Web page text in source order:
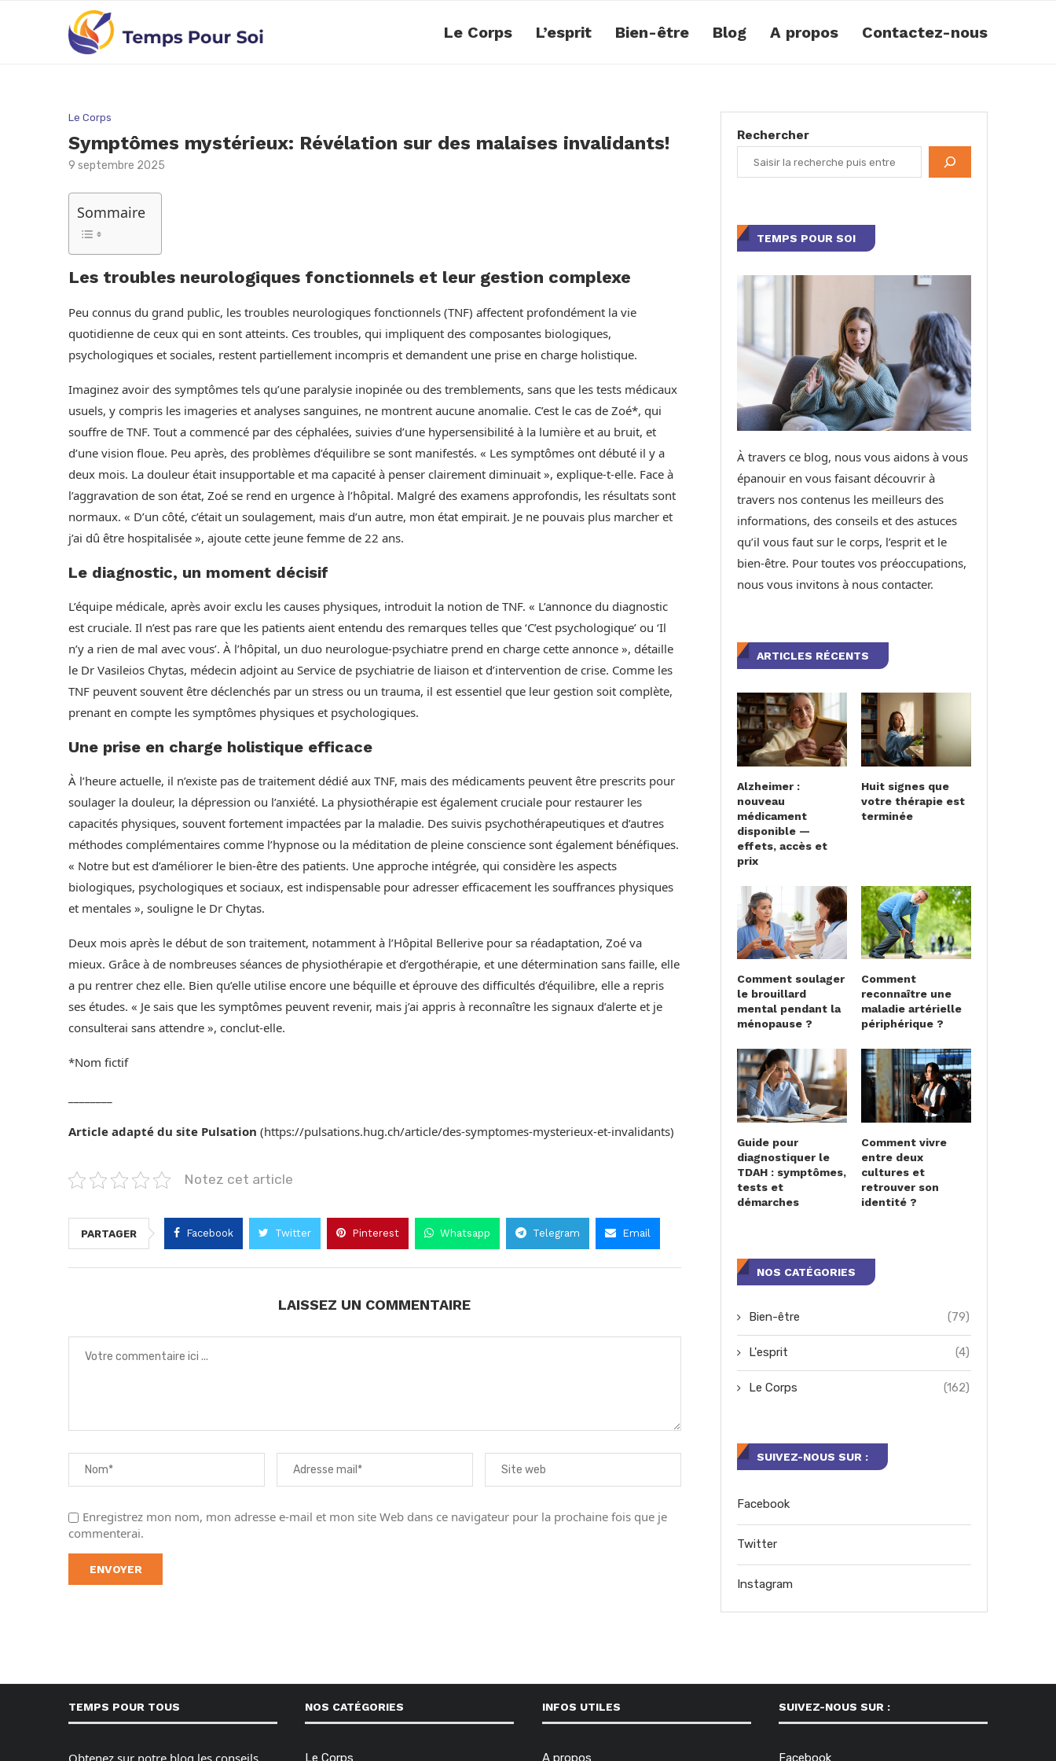
Le Corps L’esprit Bien-être Blog A propos Contactez-nous
Le Corps
Symptômes mystérieux: Révélation sur des malaises invalidants!
9 septembre 2025
Sommaire
Les troubles neurologiques fonctionnels et leur gestion complexe
Peu connus du grand public, les troubles neurologiques fonctionnels (TNF) affectent profondément la vie
quotidienne de ceux qui en sont atteints. Ces troubles, qui impliquent des composantes biologiques,
psychologiques et sociales, restent partiellement incompris et demandent une prise en charge holistique.
Imaginez avoir des symptômes tels qu’une paralysie inopinée ou des tremblements, sans que les tests médicaux
usuels, y compris les imageries et analyses sanguines, ne montrent aucune anomalie. C’est le cas de Zoé*, qui
souffre de TNF. Tout a commencé par des céphalées, suivies d’une hypersensibilité à la lumière et au bruit, et
d’une vision floue. Peu après, des problèmes d’équilibre se sont manifestés. « Les symptômes ont débuté il y a
deux mois. La douleur était insupportable et ma capacité à penser clairement diminuait », explique-t-elle. Face à
l’aggravation de son état, Zoé se rend en urgence à l’hôpital. Malgré des examens approfondis, les résultats sont
normaux. « D’un côté, c’était un soulagement, mais d’un autre, mon état empirait. Je ne pouvais plus marcher et
j’ai dû être hospitalisée », ajoute cette jeune femme de 22 ans.
Le diagnostic, un moment décisif
L’équipe médicale, après avoir exclu les causes physiques, introduit la notion de TNF. « L’annonce du diagnostic
est cruciale. Il n’est pas rare que les patients aient entendu des remarques telles que ‘C’est psychologique’ ou ‘Il
n’y a rien de mal avec vous’. À l’hôpital, un duo neurologue-psychiatre prend en charge cette annonce », détaille
le Dr Vasileios Chytas, médecin adjoint au Service de psychiatrie de liaison et d’intervention de crise. Comme les
TNF peuvent souvent être déclenchés par un stress ou un trauma, il est essentiel que leur gestion soit complète,
prenant en compte les symptômes physiques et psychologiques.
Une prise en charge holistique efficace
À l’heure actuelle, il n’existe pas de traitement dédié aux TNF, mais des médicaments peuvent être prescrits pour
soulager la douleur, la dépression ou l’anxiété. La physiothérapie est également cruciale pour restaurer les
capacités physiques, souvent fortement impactées par la maladie. Des suivis psychothérapeutiques et d’autres
méthodes complémentaires comme l’hypnose ou la méditation de pleine conscience sont également bénéfiques.
« Notre but est d’améliorer le bien-être des patients. Une approche intégrée, qui considère les aspects
biologiques, psychologiques et sociaux, est indispensable pour adresser efficacement les souffrances physiques
et mentales », souligne le Dr Chytas.
Deux mois après le début de son traitement, notamment à l’Hôpital Bellerive pour sa réadaptation, Zoé va
mieux. Grâce à de nombreuses séances de physiothérapie et d’ergothérapie, et une détermination sans faille, elle
a pu rentrer chez elle. Bien qu’elle utilise encore une béquille et éprouve des difficultés d’équilibre, elle a repris
ses études. « Je sais que les symptômes peuvent revenir, mais j’ai appris à reconnaître les signaux d’alerte et je
consulterai sans attendre », conclut-elle.
*Nom fictif
Article adapté du site Pulsation (https://pulsations.hug.ch/article/des-symptomes-mysterieux-et-invalidants)
Notez cet article
PARTAGER Facebook Twitter Pinterest Whatsapp Telegram Email
LAISSEZ UN COMMENTAIRE
Enregistrez mon nom, mon adresse e-mail et mon site Web dans ce navigateur pour la prochaine fois que je
commenterai.
Rechercher
TEMPS POUR SOI
À travers ce blog, nous vous aidons à vous
épanouir en vous faisant découvrir à
travers nos contenus les meilleurs des
informations, des conseils et des astuces
qu’il vous faut sur le corps, l’esprit et le
bien-être. Pour toutes vos préoccupations,
nous vous invitons à nous contacter.
ARTICLES RÉCENTS
Alzheimer :
nouveau
médicament
disponible —
effets, accès et
prix
Huit signes que
votre thérapie est
terminée
Comment soulager
le brouillard
mental pendant la
ménopause ?
Comment
reconnaître une
maladie artérielle
périphérique ?
Guide pour
diagnostiquer le
TDAH : symptômes,
tests et
démarches
Comment vivre
entre deux
cultures et
retrouver son
identité ?
NOS CATÉGORIES
Bien-être (79)
L'esprit (4)
Le Corps (162)
SUIVEZ-NOUS SUR :
Facebook
Twitter
Instagram
TEMPS POUR TOUS
Obtenez sur notre blog les conseils,
NOS CATÉGORIES
Le Corps
INFOS UTILES
A propos
SUIVEZ-NOUS SUR :
Facebook